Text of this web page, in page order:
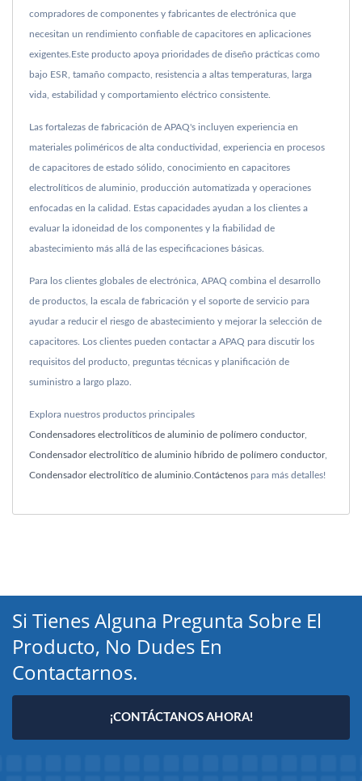
compradores de componentes y fabricantes de electrónica que
necesitan un rendimiento confiable de capacitores en aplicaciones
exigentes.Este producto apoya prioridades de diseño prácticas como
bajo ESR, tamaño compacto, resistencia a altas temperaturas, larga
vida, estabilidad y comportamiento eléctrico consistente.
Las fortalezas de fabricación de APAQ's incluyen experiencia en
materiales poliméricos de alta conductividad, experiencia en procesos
de capacitores de estado sólido, conocimiento en capacitores
electrolíticos de aluminio, producción automatizada y operaciones
enfocadas en la calidad. Estas capacidades ayudan a los clientes a
evaluar la idoneidad de los componentes y la fiabilidad de
abastecimiento más allá de las especificaciones básicas.
Para los clientes globales de electrónica, APAQ combina el desarrollo
de productos, la escala de fabricación y el soporte de servicio para
ayudar a reducir el riesgo de abastecimiento y mejorar la selección de
capacitores. Los clientes pueden contactar a APAQ para discutir los
requisitos del producto, preguntas técnicas y planificación de
suministro a largo plazo.
Explora nuestros productos principales
Condensadores electrolíticos de aluminio de polímero conductor,
Condensador electrolítico de aluminio híbrido de polímero conductor,
Condensador electrolítico de aluminio.Contáctenos para más detalles!
Si Tienes Alguna Pregunta Sobre El
Producto, No Dudes En
Contactarnos.
¡CONTÁCTANOS AHORA!